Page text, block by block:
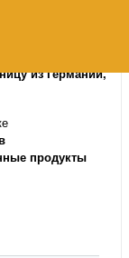
из Германии,
продукты